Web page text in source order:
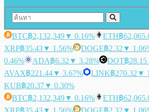
BTC฿2,132,349▼ 0.16% ETH฿
XRP฿35.43▼ 1.56% DOGE฿2.32 ▼
0.46%
ADA฿6.32 ▼ 3.28% DOT฿28.15
AVAX฿221.44▼ 3.67% LINK฿270.32 ▼
KUB฿20.37▼ 0.30%
BTC฿2,132,349▼ 0.16% ETH฿
XRP฿35.43▼ 1.56% DOGE฿2.32 ▼